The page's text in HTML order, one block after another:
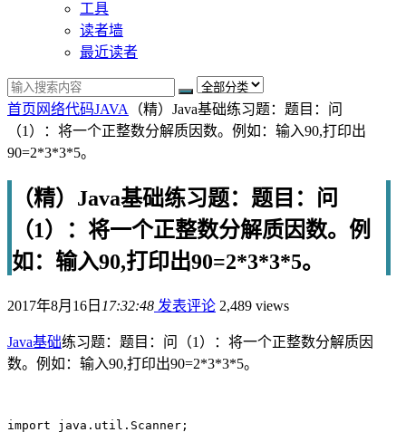
工具
读者墙
最近读者
首页 网络代码JAVA
（精）Java基础练习题：题目：问
（1）：将一个正整数分解质因数。例如：输入90,打印出
90=2*3*3*5。
（精）Java基础练习题：题目：问
（1）：将一个正整数分解质因数。例
如：输入90,打印出90=2*3*3*5。
2017年8月16日 17:32:48 发表评论 2,489 views
Java基础练习题：题目：问（1）：将一个正整数分解质因
数。例如：输入90,打印出90=2*3*3*5。
import java.util.Scanner;